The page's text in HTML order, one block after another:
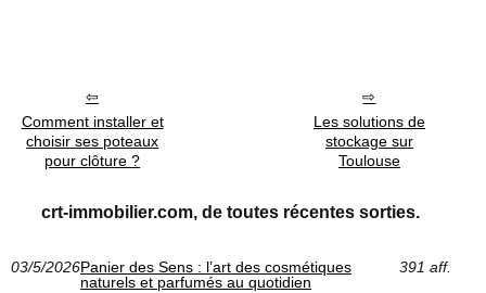
Comment installer et
choisir ses poteaux
pour clôture ?
Les solutions de
stockage sur
Toulouse
crt-immobilier.com, de toutes récentes sorties.
03/5/2026Panier des Sens : l’art des cosmétiques
naturels et parfumés au quotidien
391 aff.